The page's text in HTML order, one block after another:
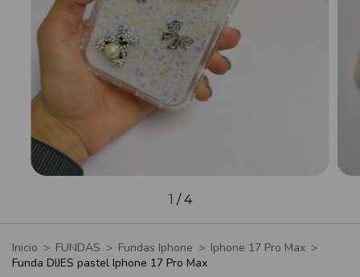
1 /4
Inicio > FUNDAS > Fundas Iphone > Iphone 17 Pro Max >
Funda DIJES pastel Iphone 17 Pro Max